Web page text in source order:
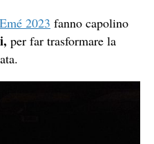
2023 fanno capolino
per far trasformare la